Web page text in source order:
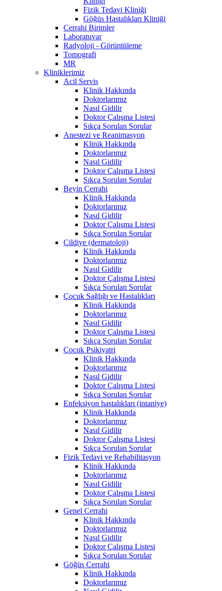
Fizik Tedavi Kliniği
Göğüs Hastalıkları Kliniği
Cerrahi Birimler
Laboratuvar
Radyoloji - Görüntüleme
Tomografi
MR
Kliniklerimiz
Acil Servis
Klinik Hakkında
Doktorlarımız
Nasıl Gidilir
Doktor Çalışma Listesi
Sıkça Sorulan Sorular
Anestezi ve Reanimasyon
Klinik Hakkında
Doktorlarımız
Nasıl Gidilir
Doktor Çalışma Listesi
Sıkça Sorulan Sorular
Beyin Cerrahi
Klinik Hakkında
Doktorlarımız
Nasıl Gidilir
Doktor Çalışma Listesi
Sıkça Sorulan Sorular
Cildiye (dermatoloji)
Klinik Hakkında
Doktorlarımız
Nasıl Gidilir
Doktor Çalışma Listesi
Sıkça Sorulan Sorular
Çocuk Sağlığı ve Hastalıkları
Klinik Hakkında
Doktorlarımız
Nasıl Gidilir
Doktor Çalışma Listesi
Sıkça Sorulan Sorular
Çocuk Psikiyatri
Klinik Hakkında
Doktorlarımız
Nasıl Gidilir
Doktor Çalışma Listesi
Sıkça Sorulan Sorular
Enfeksiyon hastalıkları (intaniye)
Klinik Hakkında
Doktorlarımız
Nasıl Gidilir
Doktor Çalışma Listesi
Sıkça Sorulan Sorular
Fizik Tedavi ve Rehabilitasyon
Klinik Hakkında
Doktorlarımız
Nasıl Gidilir
Doktor Çalışma Listesi
Sıkça Sorulan Sorular
Genel Cerrahi
Klinik Hakkında
Doktorlarımız
Nasıl Gidilir
Doktor Çalışma Listesi
Sıkça Sorulan Sorular
Göğüs Cerrahi
Klinik Hakkında
Doktorlarımız